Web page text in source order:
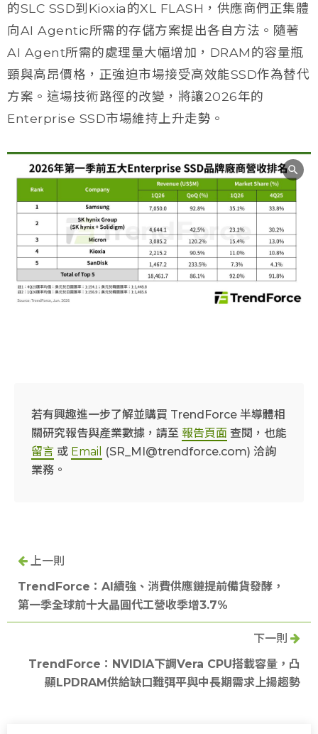
的SLC SSD到Kioxia的XL FLASH，供應商們正集體
向AI Agentic所需的存儲方案提出各自方法。隨著
AI Agent所需的處理量大幅增加，DRAM的容量瓶
頸與高昂價格，正強迫市場接受高效能SSD作為替代
方案。這場技術路徑的改變，將讓2026年的
Enterprise SSD市場維持上升走勢。
若有興趣進一步了解並購買 TrendForce 半導體相
關研究報告與產業數據，請至 報告頁面 查閱，也能
留言 或 Email
(SR_MI@trendforce.com) 洽詢
業務。
上一則
TrendForce：AI續強、消費供應鏈提前備貨發酵，
第一季全球前十大晶圓代工營收季增3.7%
下一則
TrendForce：NVIDIA下調Vera CPU搭載容量，凸
顯LPDRAM供給缺口難弭平與中長期需求上揚趨勢